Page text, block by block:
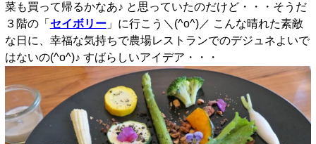
菜も買って帰るかなあ♪ と思っていたのだけど・・・そうだ
３階の「 セイボリー」に行こう＼(^o^)／ こんな晴れた素敵
な日に、幸福な気持ちで農場レストランでのデジュネよいで
はないの(^o^)♪ すばらしいアイデア・・・